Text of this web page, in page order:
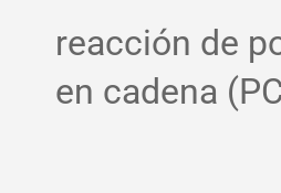
reacción de
en cadena